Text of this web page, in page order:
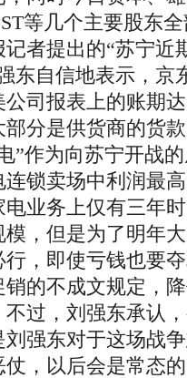
等几个主要股东
者提出的“苏宁近
东自信地表示，京
司报表上的账期
分是供货商的货
作为向苏宁开战的
锁卖场中利润最
业务上仅有三年
，但是为了明年
，即使亏钱也要
不成文规定，降
过，刘强东承认
强东对于这场战
，以后会是常态